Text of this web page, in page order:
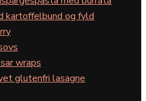
kartoffelbund og fyld
wraps
glutenfri lasagne